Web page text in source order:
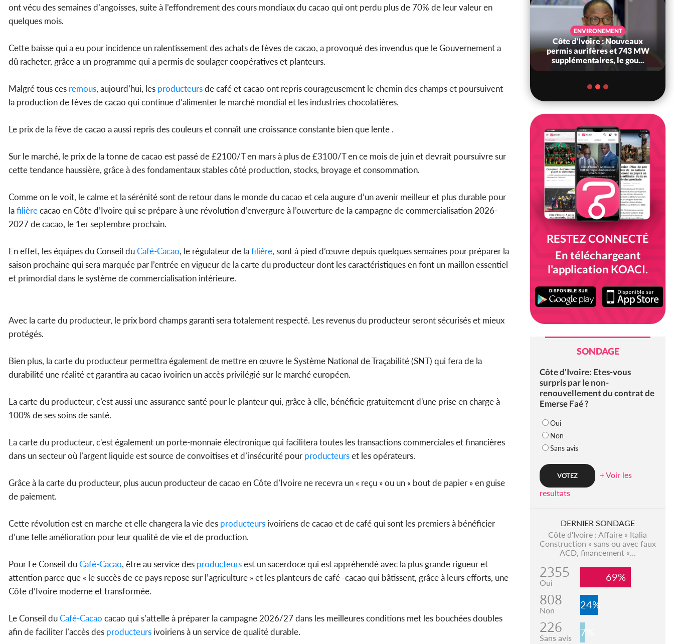
ont vécu des semaines d’angoisses, suite à l’effondrement des cours mondiaux du cacao qui ont perdu plus de 70% de leur valeur en
quelques mois.
Cette baisse qui a eu pour incidence un ralentissement des achats de fèves de cacao, a provoqué des invendus que le Gouvernement a
dû racheter, grâce a un programme qui a permis de soulager coopératives et planteurs.
Malgré tous ces remous, aujourd’hui, les producteursde café et cacao ont repris courageusement le chemin des champs et poursuivent
la production de fèves de cacao qui continue d’alimenter le marché mondial et les industries chocolatières.
Le prix de la fève de cacao a aussi repris des couleurs et connaît une croissance constante bien que lente .
Sur le marché, le prix de la tonne de cacao est passé de £2100/T en mars à plus de £3100/T en ce mois de juin et devrait poursuivre sur
cette tendance haussière, grâce à des fondamentaux stables côté production, stocks, broyage et consommation.
Comme on le voit, le calme et la sérénité sont de retour dans le monde du cacao et cela augure d’un avenir meilleur et plus durable pour
lafilièrecacao en Côte d’Ivoire qui se prépare à une révolution d’envergure à l’ouverture de la campagne de commercialisation 2026-
2027 de cacao, le 1er septembre prochain.
En effet, les équipes du Conseil duCafé-Cacao, le régulateur de lafilière, sont à pied d’œuvre depuis quelques semaines pour préparer la
saison prochaine qui sera marquée par l’entrée en vigueur de la carte du producteur dont les caractéristiques en font un maillon essentiel
et primordial dans le système de commercialisation intérieure.
Avec la carte du producteur, le prix bord champs garanti sera totalement respecté. Les revenus du producteur seront sécurisés et mieux
protégés.
Bien plus, la carte du producteur permettra également de mettre en œuvre le Système National de Traçabilité (SNT) qui fera de la
durabilité une réalité et garantira au cacao ivoirien un accès privilégié sur le marché européen.
La carte du producteur, c’est aussi une assurance santé pour le planteur qui, grâce à elle, bénéficie gratuitement d'une prise en charge à
100% de ses soins de santé.
La carte du producteur, c'est également un porte-monnaie électronique qui facilitera toutes les transactions commerciales et financières
dans un secteur où l’argent liquide est source de convoitises et d’insécurité pour producteurset les opérateurs.
Grâce à la carte du producteur, plus aucun producteur de cacao en Côte d’Ivoire ne recevra un « reçu » ou un « bout de papier » en guise
de paiement.
Cette révolution est en marche et elle changera la vie des producteurs ivoiriens de cacao et de café qui sont les premiers à bénéficier
d’une telle amélioration pour leur qualité de vie et de production.
Pour Le Conseil duCafé-Cacao, être au service des producteursest un sacerdoce qui est appréhendé avec la plus grande rigueur et
attention parce que « le succès de ce pays repose sur l’agriculture » et les planteurs de café -cacao qui bâtissent, grâce à leurs efforts, une
Côte d’Ivoire moderne et transformée.
Le Conseil duCafé-Cacao cacao qui s’attelle à préparer la campagne 2026/27 dans les meilleures conditions met les bouchées doubles
afin de faciliter l’accès des producteurs ivoiriens à un service de qualité durable.
sanitaire, le gouvernement
ENVIRONEMENT
Côte d'Ivoire : Nouveaux
permis aurifères et 743 MW
supplémentaires, le gou...
RESTEZ CONNECTÉ
En téléchargeant
l'application KOACI.
SONDAGE
Côte d'Ivoire: Etes-vous
surpris par le non-
renouvellement du contrat de
Emerse Faé ?
Oui
Non
Sans avis
+ Voir les
resultats
DERNIER SONDAGE
Côte d'Ivoire : Affaire « Italia
Construction » sans ou avec faux
ACD, financement «...
2355
Oui 69%
808
Non 24%
226
Sans avis 7%